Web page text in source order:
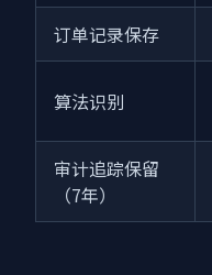
订单记录保存
算法识别
审计追踪保留
（7年）